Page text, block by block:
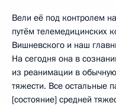
Вели её под контролем
путём телемедицинских
Вишневского и наш
На сегодня она в
из реанимации в
тяжести. Все остальные
[состояние] средней